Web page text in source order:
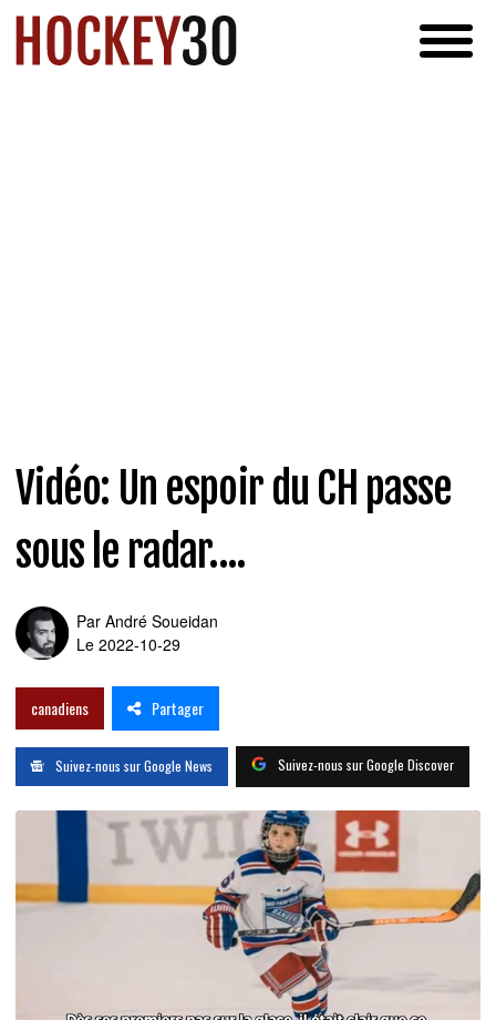
Vidéo: Un espoir du CH passe
sous le radar....
Par André Soueidan
Le 2022-10-29
canadiens Partager
Suivez-nous sur Google News Suivez-nous sur Google Discover